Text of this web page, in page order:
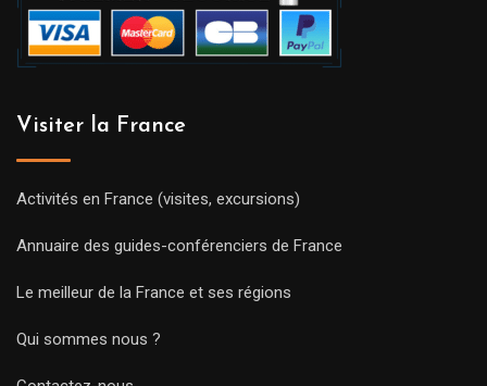
Visiter la France
Activités en France (visites, excursions)
Annuaire des guides-conférenciers de France
Le meilleur de la France et ses régions
Qui sommes nous ?